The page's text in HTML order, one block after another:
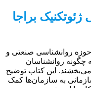
براجا
حوزه روانشناسی صنعتی و
چگونه روانشناسان
می‌بخشند. این کتاب توضیح
به سازمان‌ها کمک